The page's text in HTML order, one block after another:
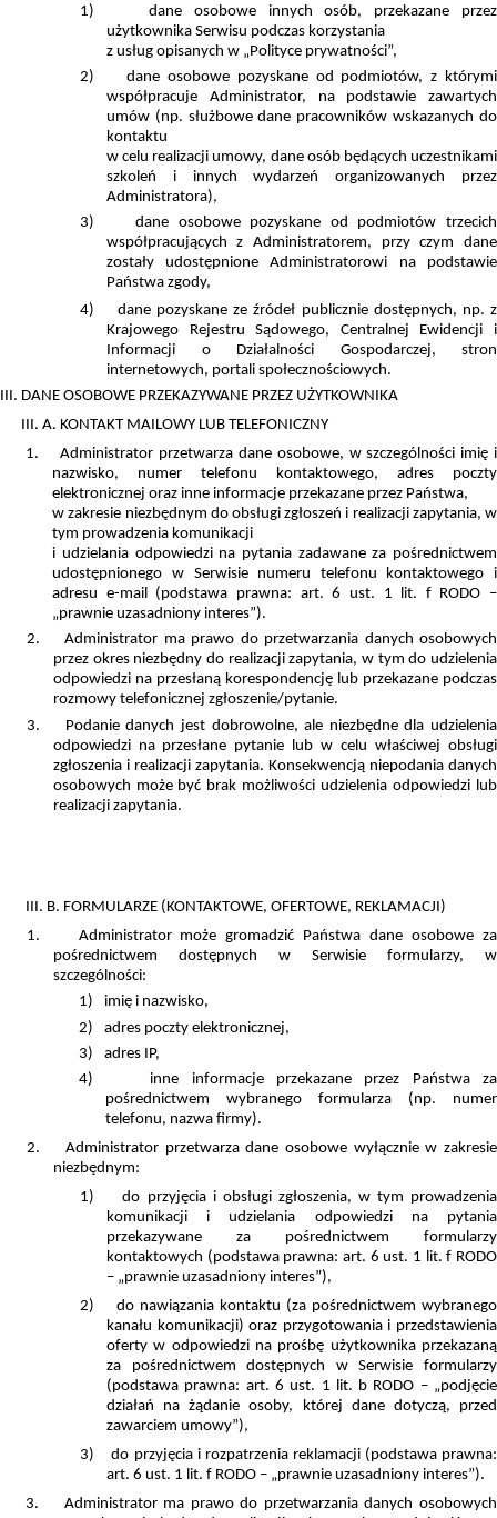
1)
dane osobowe innych osób, przekazane przez
użytkownika Serwisu podczas korzystania
z usług opisanych w „Polityce prywatności”,
2)
dane osobowe pozyskane od podmiotów, z którymi
współpracuje Administrator, na podstawie zawartych
umów (np. służbowe dane pracowników wskazanych do
kontaktu
w celu realizacji umowy, dane osób będących uczestnikami
szkoleń i innych wydarzeń organizowanych przez
Administratora),
3)
dane osobowe pozyskane od podmiotów trzecich
współpracujących z Administratorem, przy czym dane
zostały udostępnione Administratorowi na podstawie
Państwa zgody,
4)
dane pozyskane ze źródeł publicznie dostępnych, np. z
Krajowego Rejestru Sądowego, Centralnej Ewidencji i
Informacji o Działalności Gospodarczej, stron
internetowych, portali społecznościowych.
III. DANE OSOBOWE PRZEKAZYWANE PRZEZ UŻYTKOWNIKA
III. A. KONTAKT MAILOWY LUB TELEFONICZNY
1.
Administrator przetwarza dane osobowe, w szczególności imię i
nazwisko, numer telefonu kontaktowego, adres poczty
elektronicznej oraz inne informacje przekazane przez Państwa,
w zakresie niezbędnym do obsługi zgłoszeń i realizacji zapytania, w
tym prowadzenia komunikacji
i udzielania odpowiedzi na pytania zadawane za pośrednictwem
udostępnionego w Serwisie numeru telefonu kontaktowego i
adresu e-mail (podstawa prawna: art. 6 ust. 1 lit. f RODO –
„prawnie uzasadniony interes”).
2.
Administrator ma prawo do przetwarzania danych osobowych
przez okres niezbędny do realizacji zapytania, w tym do udzielenia
odpowiedzi na przesłaną korespondencję lub przekazane podczas
rozmowy telefonicznej zgłoszenie/pytanie.
3.
Podanie danych jest dobrowolne, ale niezbędne dla udzielenia
odpowiedzi na przesłane pytanie lub w celu właściwej obsługi
zgłoszenia i realizacji zapytania. Konsekwencją niepodania danych
osobowych może być brak możliwości udzielenia odpowiedzi lub
realizacji zapytania.
III. B. FORMULARZE (KONTAKTOWE, OFERTOWE, REKLAMACJI)
1.
Administrator może gromadzić Państwa dane osobowe za
pośrednictwem dostępnych w Serwisie formularzy, w
szczególności:
1)
imię i nazwisko,
2)
adres poczty elektronicznej,
3)
adres IP,
4)
inne informacje przekazane przez Państwa za
pośrednictwem wybranego formularza (np. numer
telefonu, nazwa firmy).
2.
Administrator przetwarza dane osobowe wyłącznie w zakresie
niezbędnym:
1)
do przyjęcia i obsługi zgłoszenia, w tym prowadzenia
komunikacji i udzielania odpowiedzi na pytania
przekazywane za pośrednictwem formularzy
kontaktowych (podstawa prawna: art. 6 ust. 1 lit. f RODO
– „prawnie uzasadniony interes”),
2)
do nawiązania kontaktu (za pośrednictwem wybranego
kanału komunikacji) oraz przygotowania i przedstawienia
oferty w odpowiedzi na prośbę użytkownika przekazaną
za pośrednictwem dostępnych w Serwisie formularzy
(podstawa prawna: art. 6 ust. 1 lit. b RODO – „podjęcie
działań na żądanie osoby, której dane dotyczą, przed
zawarciem umowy”),
3)
do przyjęcia i rozpatrzenia reklamacji (podstawa prawna:
art. 6 ust. 1 lit. f RODO – „prawnie uzasadniony interes”).
3.
Administrator ma prawo do przetwarzania danych osobowych